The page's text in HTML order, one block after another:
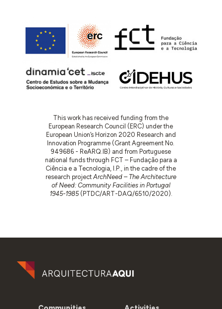
This work has received funding from the
European Research Council (ERC) under the
European Union’s Horizon 2020 Research and
Innovation Programme (Grant Agreement No.
949686 - ReARQ.IB) and from Portuguese
national funds through FCT – Fundação para a
Ciência e a Tecnologia, I.P., in the cadre of the
research projectArchNeed – The Architecture
of Need: Community Facilities in Portugal
1945-1985(PTDC/ART-DAQ/6510/2020).